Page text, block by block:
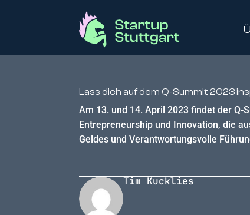
Lass dich auf dem Q-Summit 2023
Am 13. und 14. April 2023 findet der
Entrepreneurship und Innovation, die
Geldes und Verantwortungsvolle
Tim Kucklies